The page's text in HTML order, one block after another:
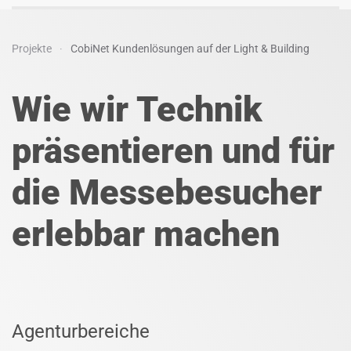
Projekte CobiNet Kundenlösungen auf der Light & Building
Wie wir Technik
präsentieren und für
die Messebesucher
erlebbar machen
Agenturbereiche